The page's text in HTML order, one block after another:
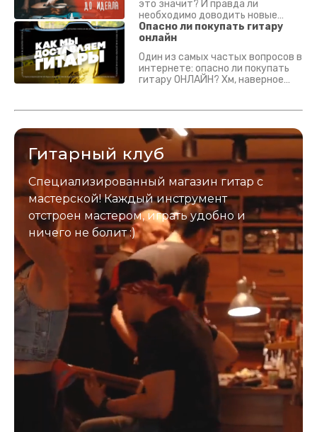
это значит? И правда ли
необходимо доводить новые
гитары? Если кратко - да.
Подробно - в видео :)
Опасно ли покупать гитару
онлайн
Один из самых частых вопросов в
интернете: опасно ли покупать
гитару ОНЛАЙН? Хм, наверное
застрахован. Случись что -
Гитарный клуб
Специализированный магазин гитар с
мастерской! Каждый инструмент
отстроен мастером, играть удобно и
ничего не болит :)